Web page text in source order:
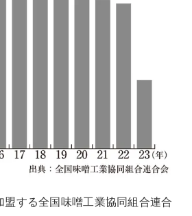
する全国味噌工業協同組合連合